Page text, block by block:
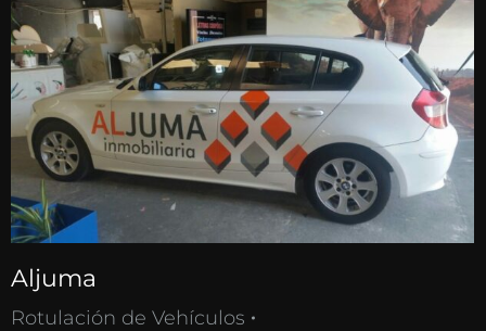
Aljuma
Rotulación de Vehículos